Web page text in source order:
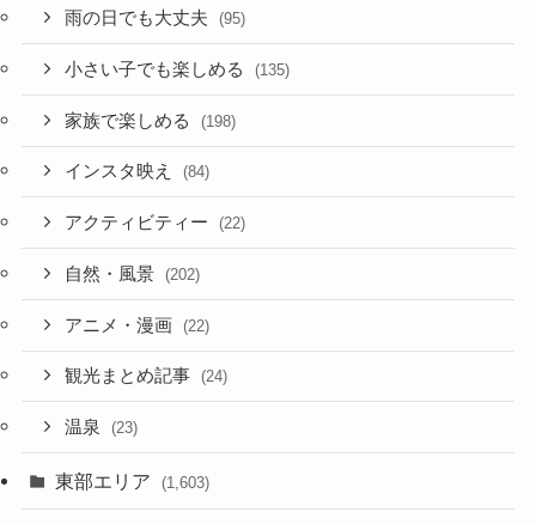
雨の日でも大丈夫 (95)
小さい子でも楽しめる (135)
家族で楽しめる (198)
インスタ映え (84)
アクティビティー (22)
自然・風景 (202)
アニメ・漫画 (22)
観光まとめ記事 (24)
温泉 (23)
東部エリア (1,603)